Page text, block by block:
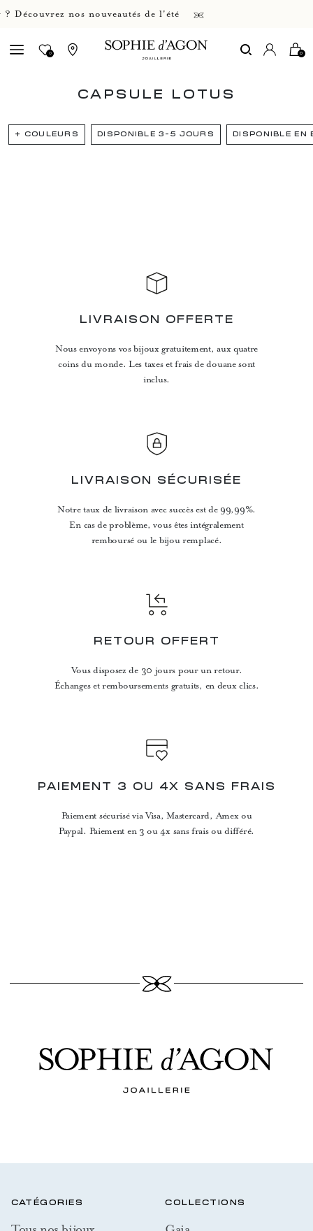
nos nouveautés de l'été
0 0
CAPSULE LOTUS
+ COULEURS DISPONIBLE 3-5 JOURS DISPONIBLE EN
LIVRAISON OFFERTE
Nous envoyons vos bijoux gratuitement, aux quatre
coins du monde. Les taxes et frais de douane sont
inclus.
LIVRAISON SÉCURISÉE
Notre taux de livraison avec succès est de 99,99%.
En cas de problème, vous êtes intégralement
remboursé ou le bijou remplacé.
RETOUR OFFERT
Vous disposez de 30 jours pour un retour.
Échanges et remboursements gratuits, en deux clics.
PAIEMENT 3 OU 4X SANS FRAIS
Paiement sécurisé via Visa, Mastercard, Amex ou
Paypal. Paiement en 3 ou 4x sans frais ou différé.
CATÉGORIES COLLECTIONS